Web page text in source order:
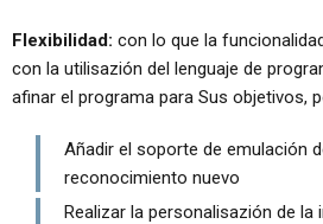
Flexibilidad: con lo que la
con la utilisazión del lenguaje de
afinar el programa para Sus objetivos,
Añadir el soporte de emulación
reconocimiento nuevo
Realizar la personalisazión de la